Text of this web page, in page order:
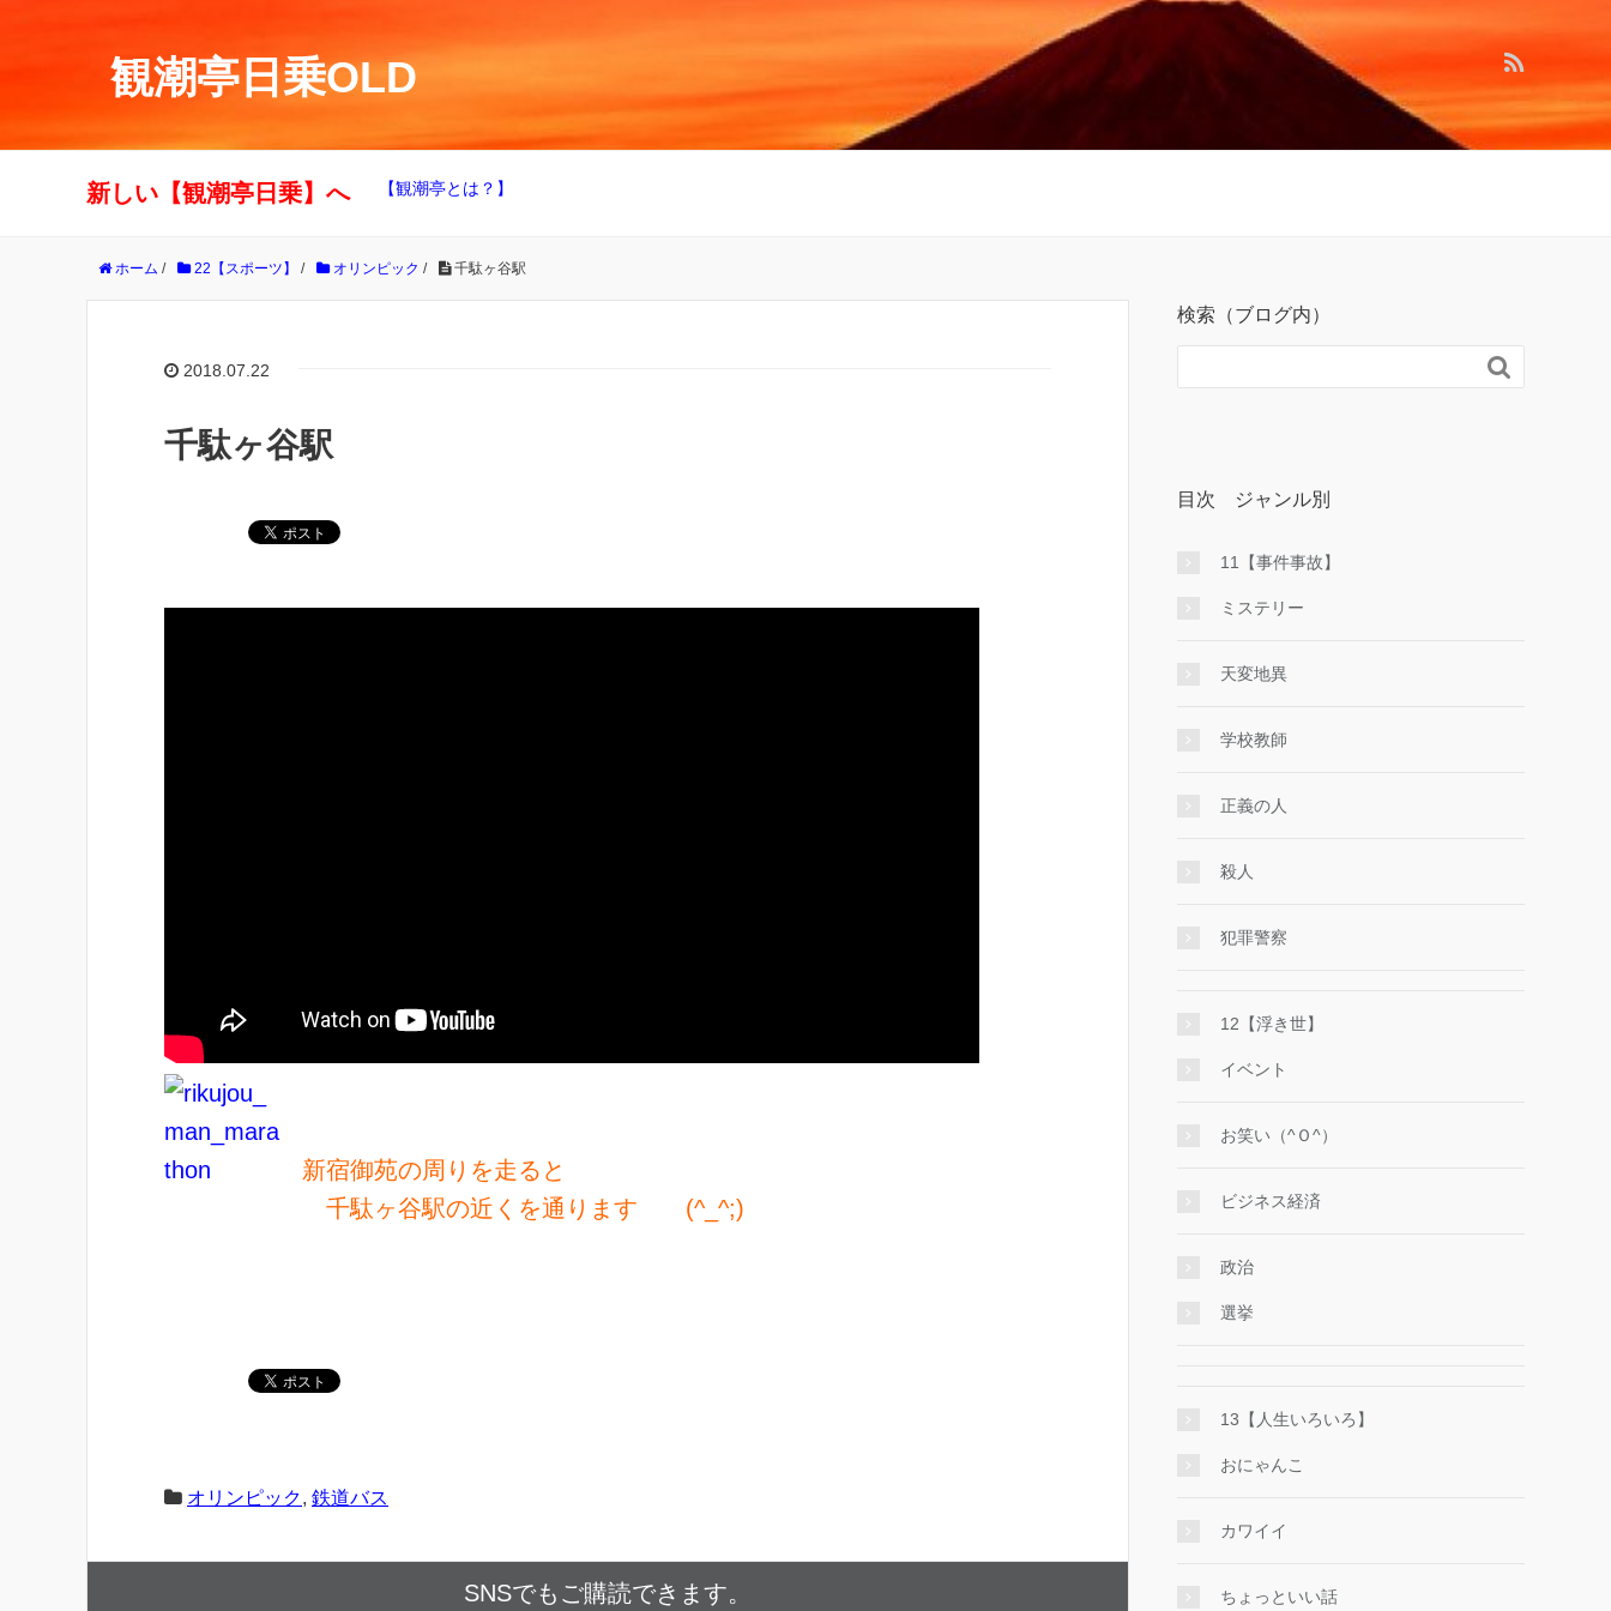
観潮亭日乗OLD
新しい【観潮亭日乗】へ 【観潮亭とは？】
ホーム / 22【スポーツ】 / オリンピック / 千駄ヶ谷駅
2018.07.22
千駄ヶ谷駅
新宿御苑の周りを走ると
千駄ヶ谷駅の近くを通ります (^_^;)
オリンピック, 鉄道バス
SNSでもご購読できます。
検索（ブログ内）

目次 ジャンル別
11【事件事故】
ミステリー
天変地異
学校教師
正義の人
殺人
犯罪警察
12【浮き世】
イベント
お笑い（^Ｏ^）
ビジネス経済
政治
選挙
13【人生いろいろ】
おにゃんこ
カワイイ
ちょっといい話